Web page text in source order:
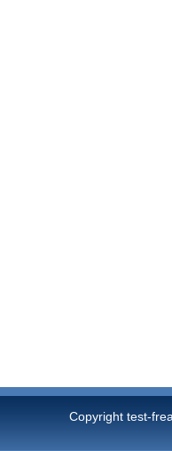
Copyright test-